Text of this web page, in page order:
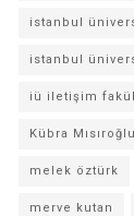
istanbul
istanbul
iü iletişim
Kübra Mısıroğlu
melek öztürk
merve kutan